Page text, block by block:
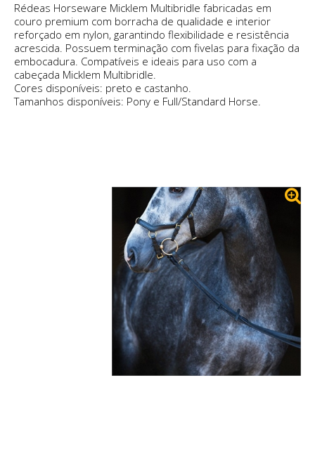
Rédeas Horseware Micklem Multibridle fabricadas em
couro premium com borracha de qualidade e interior
reforçado em nylon, garantindo flexibilidade e resistência
acrescida. Possuem terminação com fivelas para fixação da
embocadura. Compatíveis e ideais para uso com a
cabeçada Micklem Multibridle.
Cores disponíveis: preto e castanho.
Tamanhos disponíveis: Pony e Full/Standard Horse.